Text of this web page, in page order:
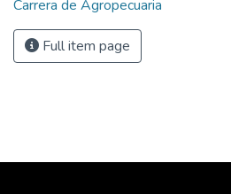
Carrera de Agropecuaria
Full item page